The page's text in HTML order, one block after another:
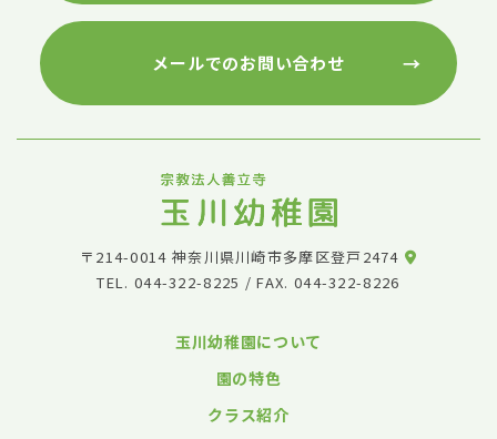
メールでのお問い合わせ →
〒214-0014 神奈川県川崎市多摩区登戸2474
TEL. 044-322-8225 / FAX. 044-322-8226
玉川幼稚園について
園の特色
クラス紹介